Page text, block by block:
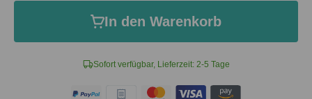
Sofort verfügbar, Lieferzeit: 2-5 Tage
In den Warenkorb